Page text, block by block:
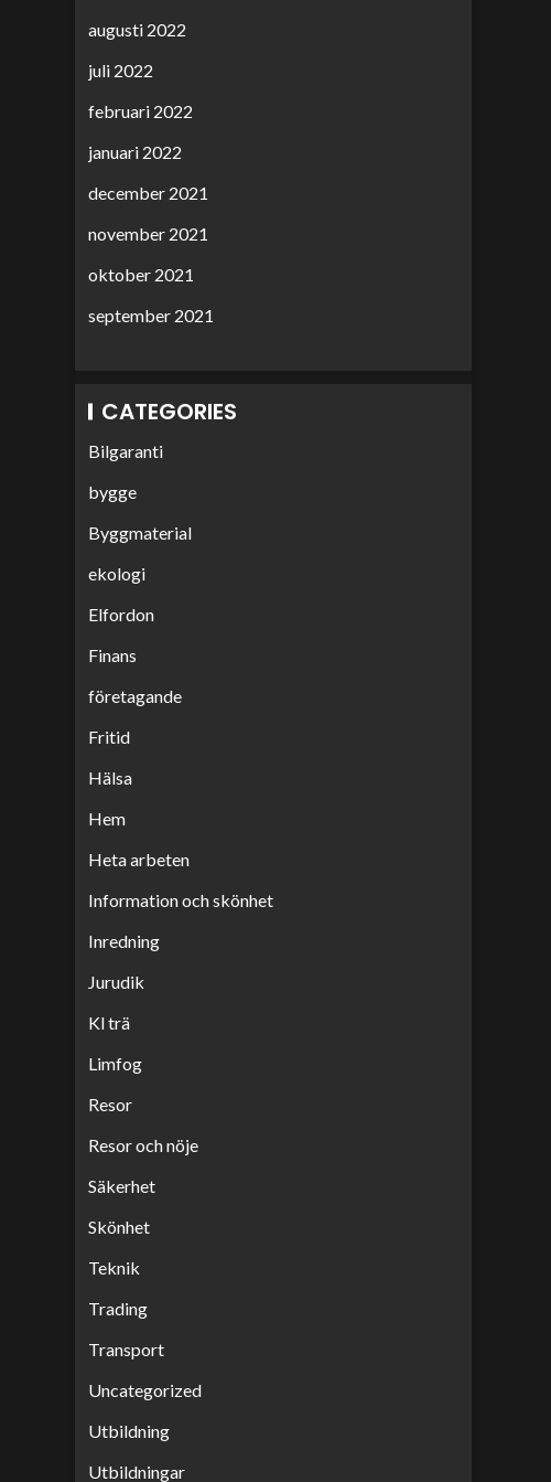
augusti 2022
juli 2022
februari 2022
januari 2022
december 2021
november 2021
oktober 2021
september 2021
CATEGORIES
Bilgaranti
bygge
Byggmaterial
ekologi
Elfordon
Finans
företagande
Fritid
Hälsa
Hem
Heta arbeten
Information och skönhet
Inredning
Jurudik
Kl trä
Limfog
Resor
Resor och nöje
Säkerhet
Skönhet
Teknik
Trading
Transport
Uncategorized
Utbildning
Utbildningar